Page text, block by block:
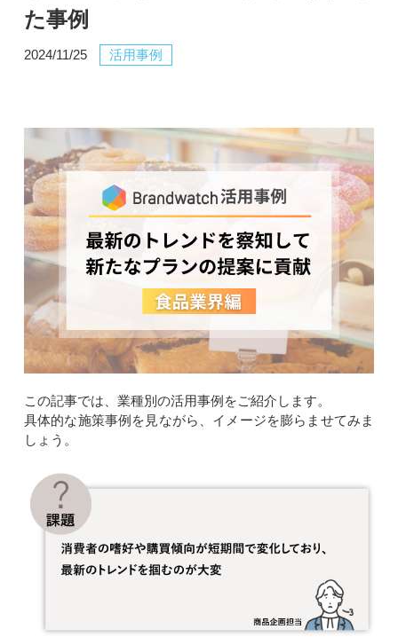
た事例
2024/11/25 活用事例
この記事では、業種別の活用事例をご紹介します。
具体的な施策事例を見ながら、イメージを膨らませてみま
しょう。